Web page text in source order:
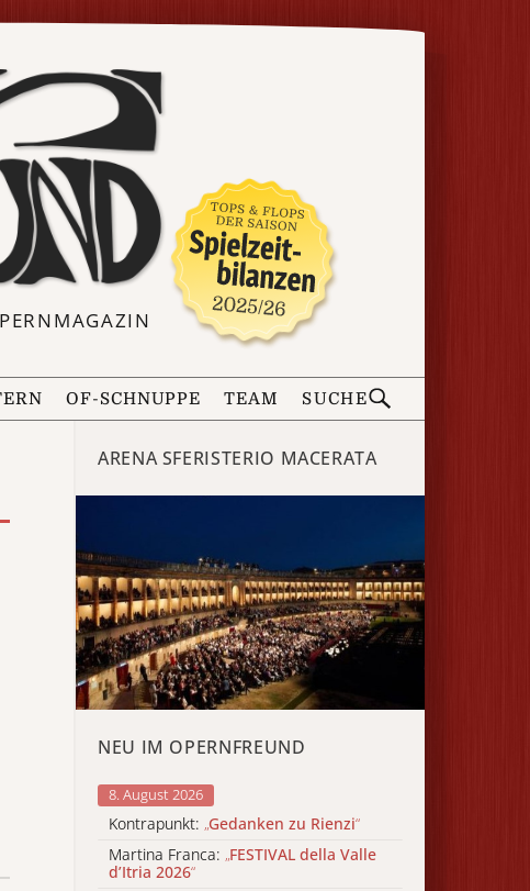
OF-SCHNUPPE TEAM SUCHE
ARENA SFERISTERIO MACERATA
NEU IM OPERNFREUND
8. August 2026
Kontrapunkt: „Gedanken zu Rienzi“
Martina Franca: „FESTIVAL della Valle
d’Itria 2026“